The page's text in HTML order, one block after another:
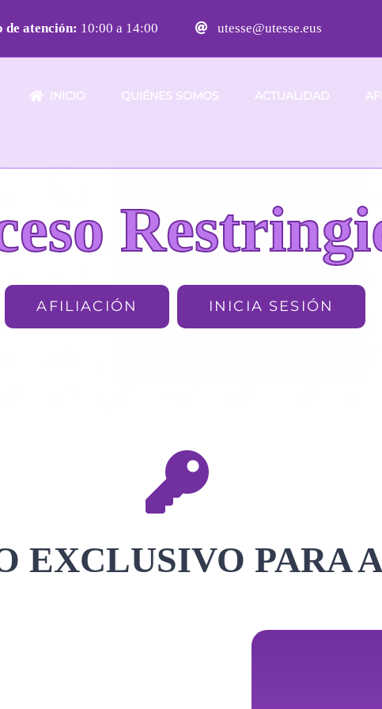
atención: 10:00 a 14:00 utesse@utesse.eus
INICIO QUIÉNES SOMOS ACTUALIDAD
AFILIACIÓN INICIA SESIÓN
EXCLUSIVO PARA